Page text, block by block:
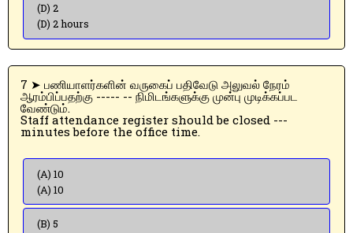
(D) 2
(D) 2 hours
7 ➤ பணியாளர்களின் வருகைப் பதிவேடு அலுவல் நேரம்
ஆரம்பிப்பதற்கு ----- -- நிமிடங்களுக்கு முன்பு முடிக்கப்பட
வேண்டும்.
Staff attendance register should be closed ---
minutes before the office time.
(A) 10
(A) 10
(B) 5